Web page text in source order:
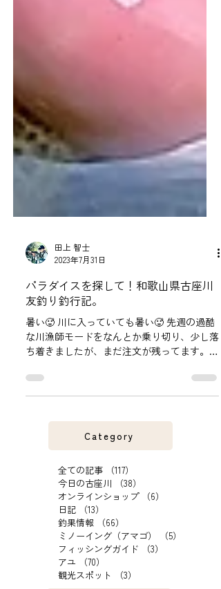
田上 智士
2023年7月31日
パラダイスを探して！和歌山県古座川
友釣り釣行記。
暑い🥵 川に入っていても暑い🥵 先週の過酷
ち着きましたが、まだ注文が残ってます。
昨日は、お客様と2人で1時間ほど竿を出しま
Category
全ての記事 （117）117件の記事
今日の古座川 （38）
オンラインショップ
（6）
6件の記事
日記
（13） 13件の記事
釣果情報 （66） 66件の記事
ミノーイング（アマゴ）
フィッシングガイド